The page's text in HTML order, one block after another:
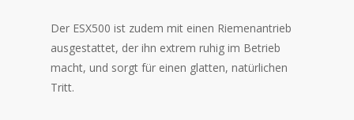
Der ESX500 ist zudem mit einen Riemenantrieb
ausgestattet, der ihn extrem ruhig im Betrieb
macht, und sorgt für einen glatten, natürlichen
Tritt.